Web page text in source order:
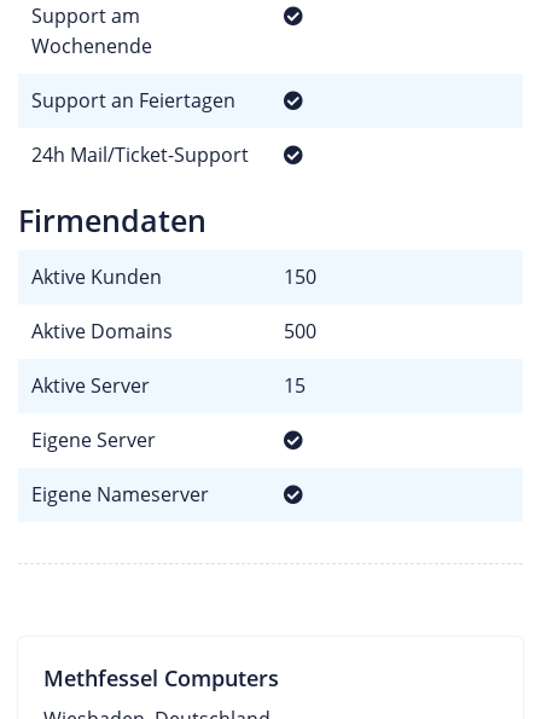
Support am
Wochenende
Support an Feiertagen
24h Mail/Ticket-Support
Firmendaten
Aktive Kunden 150
Aktive Domains 500
Aktive Server 15
Eigene Server
Eigene Nameserver
Methfessel Computers